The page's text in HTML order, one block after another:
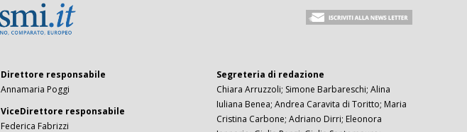
Direttore responsabile
Annamaria Poggi
ViceDirettore responsabile
Federica Fabrizzi
Segreteria di redazione
Chiara Arruzzoli; Simone Barbareschi; Alina
Iuliana Benea; Andrea Caravita di Toritto; Maria
Cristina Carbone; Adriano Dirri; Eleonora